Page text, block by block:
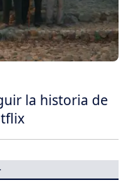
la historia de